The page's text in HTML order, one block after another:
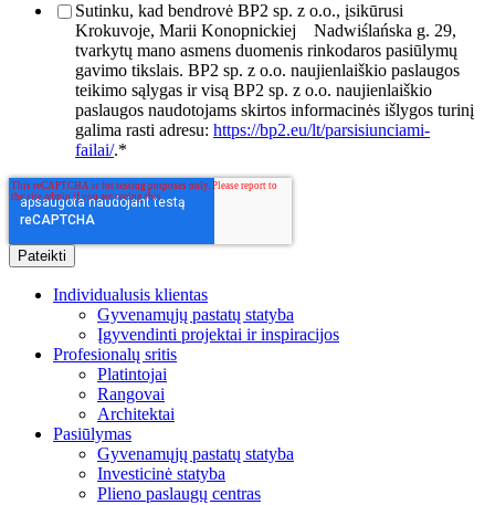
Sutinku, kad bendrovė BP2 sp. z o.o., įsikūrusi
Krokuvoje, Marii Konopnickiej
Nadwiślańska g. 29,
tvarkytų mano asmens duomenis rinkodaros pasiūlymų
gavimo tikslais. BP2 sp. z o.o. naujienlaiškio paslaugos
teikimo sąlygas ir visą BP2 sp. z o.o. naujienlaiškio
paslaugos naudotojams skirtos informacinės išlygos turinį
galima rasti adresu: https://bp2.eu/lt/parsisiunciami-
failai/.*
Individualusis klientas
Gyvenamųjų pastatų statyba
Įgyvendinti projektai ir inspiracijos
Profesionalų sritis
Platintojai
Rangovai
Architektai
Pasiūlymas
Gyvenamųjų pastatų statyba
Investicinė statyba
Plieno paslaugų centras